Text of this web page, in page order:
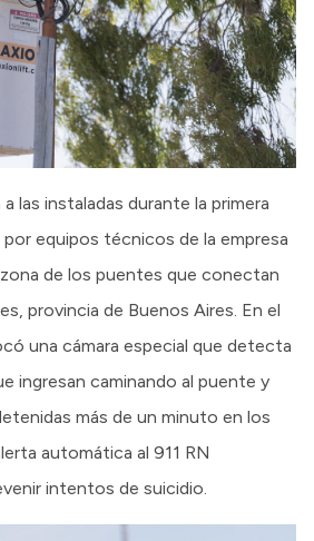
las instaladas durante la primera
equipos técnicos de la empresa
de los puentes que conectan
provincia de Buenos Aires. En el
una cámara especial que detecta
ingresan caminando al puente y
más de un minuto en los
automática al 911 RN
intentos de suicidio.